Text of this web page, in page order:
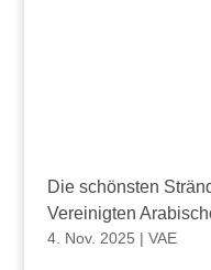
Die schönsten
Vereinigten
4. Nov. 2025 | VAE